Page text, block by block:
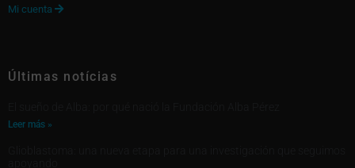
Mi cuenta 
Últimas notícias
Leer más »